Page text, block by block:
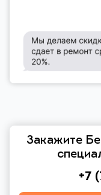
Закажите
+7